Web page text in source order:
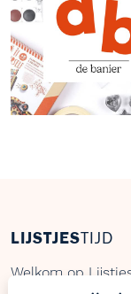
LIJSTJESTIJD
Welkom op